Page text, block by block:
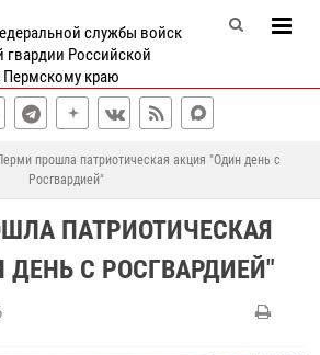
службы войск
гвардии Российской
краю
прошла патриотическая акция "Один день с
Росгвардией"
ПАТРИОТИЧЕСКАЯ
С РОСГВАРДИЕЙ"